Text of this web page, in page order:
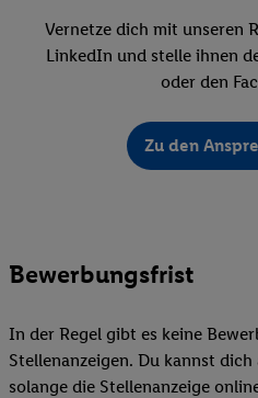
Vernetze dich mit unseren
LinkedIn und stelle ihnen
oder den
Zu den
Bewerbungsfrist
In der Regel gibt es keine
Stellenanzeigen. Du kannst
solange die Stellenanzeige